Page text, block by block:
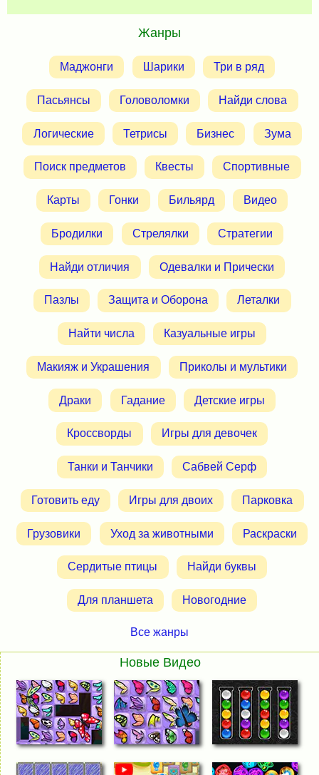
Жанры
Маджонги Шарики Три в ряд
Пасьянсы Головоломки Найди слова
Логические Тетрисы Бизнес Зума
Поиск предметов Квесты Спортивные
Карты Гонки Бильярд Видео
Бродилки Стрелялки Стратегии
Найди отличия Одевалки и Прически
Пазлы Защита и Оборона Леталки
Найти числа Казуальные игры
Макияж и Украшения Приколы и мультики
Драки Гадание Детские игры
Кроссворды Игры для девочек
Танки и Танчики Сабвей Серф
Готовить еду Игры для двоих Парковка
Грузовики Уход за животными Раскраски
Сердитые птицы Найди буквы
Для планшета Новогодние
Все жанры
Новые Видео